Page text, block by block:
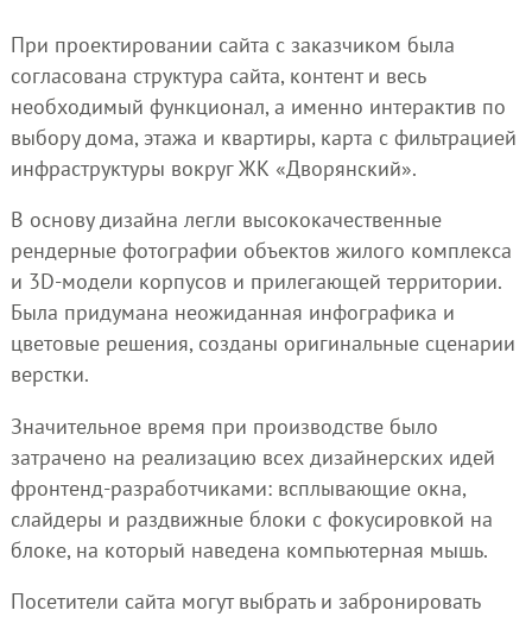
При проектировании сайта с заказчиком была
согласована структура сайта, контент и весь
необходимый функционал, а именно интерактив по
выбору дома, этажа и квартиры, карта с фильтрацией
инфраструктуры вокруг ЖК «Дворянский».
В основу дизайна легли высококачественные
рендерные фотографии объектов жилого комплекса
и 3D-модели корпусов и прилегающей территории.
Была придумана неожиданная инфографика и
цветовые решения, созданы оригинальные сценарии
верстки.
Значительное время при производстве было
затрачено на реализацию всех дизайнерских идей
фронтенд-разработчиками: всплывающие окна,
слайдеры и раздвижные блоки с фокусировкой на
блоке, на который наведена компьютерная мышь.
Посетители сайта могут выбрать и забронировать